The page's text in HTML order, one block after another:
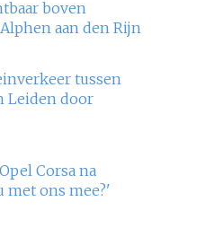
boven
aan den Rijn
tussen
Leiden door
Corsa na
ons mee?'